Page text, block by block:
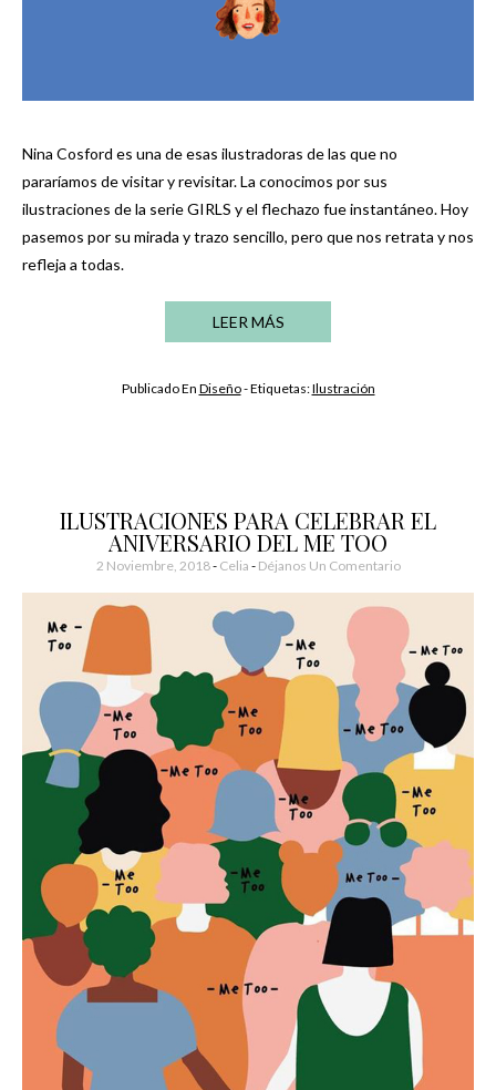
Nina Cosford es una de esas ilustradoras de las que no
pararíamos de visitar y revisitar. La conocimos por sus
ilustraciones de la serie GIRLS y el flechazo fue instantáneo. Hoy
pasemos por su mirada y trazo sencillo, pero que nos retrata y nos
refleja a todas.
LEER MÁS
Publicado En Diseño- Etiquetas:Ilustración
ILUSTRACIONES PARA CELEBRAR EL
ANIVERSARIO DEL ME TOO
2 Noviembre, 2018- Celia Déjanos Un Comentario